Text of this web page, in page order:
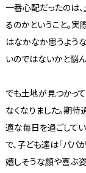
一番心配だったのは
るのかということ。
はなかなか思うよう
いのではないかと悩
でも土地が見つかっ
なくなりました。期
適な毎日を過ごして
で、子ども達は「パパ
嬉しそうな顔や喜ぶ